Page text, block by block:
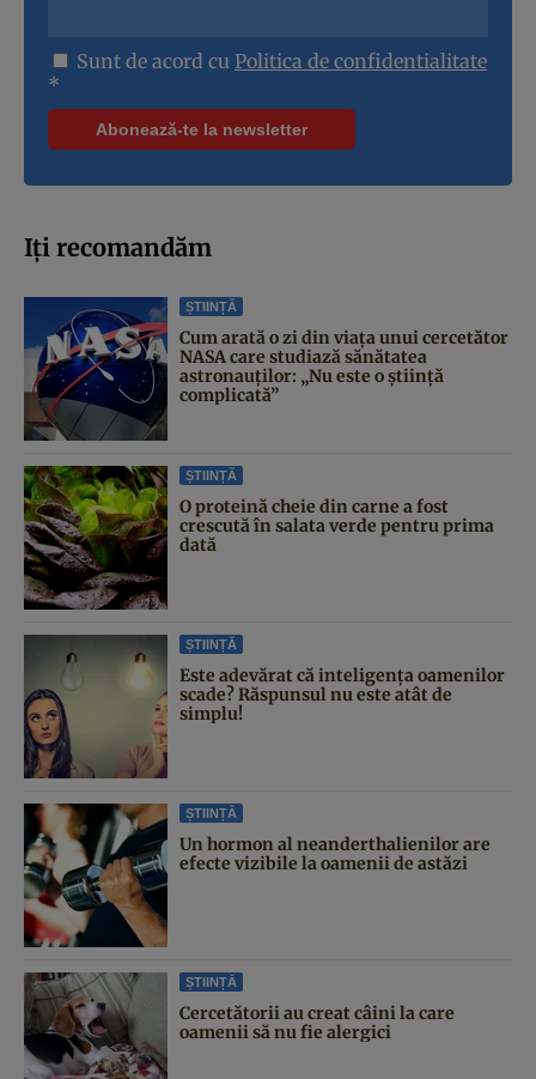
Sunt de acord cu Politica de confidentialitate
*
Iți recomandăm
ȘTIINȚĂ
Cum arată o zi din viața unui cercetător
NASA care studiază sănătatea
astronauților: „Nu este o știință
complicată”
ȘTIINȚĂ
O proteină cheie din carne a fost
crescută în salata verde pentru prima
dată
ȘTIINȚĂ
Este adevărat că inteligența oamenilor
scade? Răspunsul nu este atât de
simplu!
ȘTIINȚĂ
Un hormon al neanderthalienilor are
efecte vizibile la oamenii de astăzi
ȘTIINȚĂ
Cercetătorii au creat câini la care
oamenii să nu fie alergici